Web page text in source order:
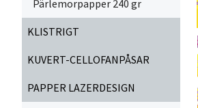
Pärlemorpapper 240 gr
KLISTRIGT
KUVERT-CELLOFANPÅSAR
PAPPER LAZERDESIGN